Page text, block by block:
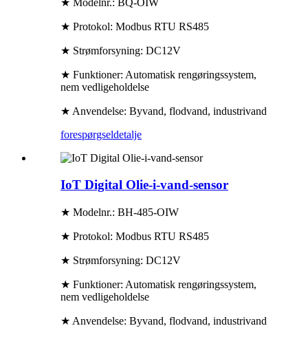
★ Modelnr.: BQ-OIW
★ Protokol: Modbus RTU RS485
★ Strømforsyning: DC12V
★ Funktioner: Automatisk rengøringssystem,
nem vedligeholdelse
★ Anvendelse: Byvand, flodvand, industrivand
forespørgseldetalje
IoT Digital Olie-i-vand-sensor
★ Modelnr.: BH-485-OIW
★ Protokol: Modbus RTU RS485
★ Strømforsyning: DC12V
★ Funktioner: Automatisk rengøringssystem,
nem vedligeholdelse
★ Anvendelse: Byvand, flodvand, industrivand